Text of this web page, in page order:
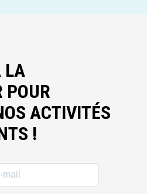
LA
POUR
ACTIVITÉS
!